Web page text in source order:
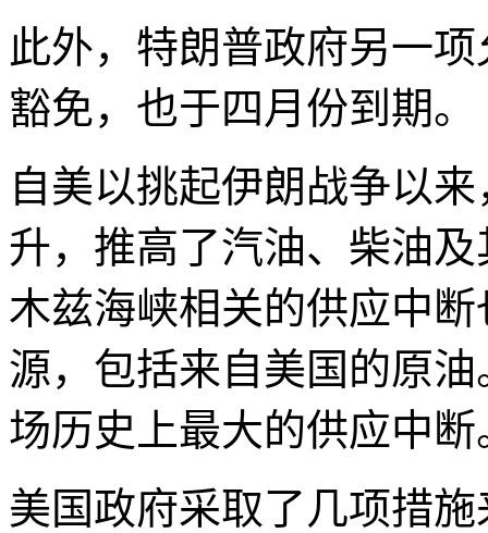
此外，特朗普政府另一
豁免，也于四月份到期。
自美以挑起伊朗战争以
升，推高了汽油、柴油
木兹海峡相关的供应中
源，包括来自美国的原
场历史上最大的供应中断
美国政府采取了几项措